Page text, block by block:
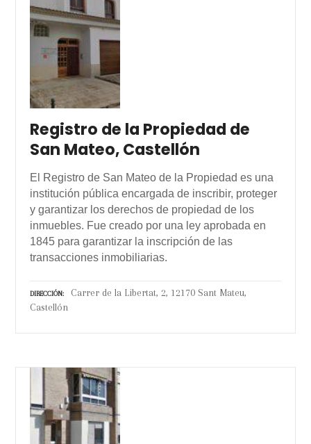
Registro de la Propiedad de
San Mateo, Castellón
El Registro de San Mateo de la Propiedad es una
institución pública encargada de inscribir, proteger
y garantizar los derechos de propiedad de los
inmuebles. Fue creado por una ley aprobada en
1845 para garantizar la inscripción de las
transacciones inmobiliarias.
DIRECCIÓN
Carrer de la Libertat, 2, 12170 Sant Mateu,
Castellón